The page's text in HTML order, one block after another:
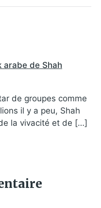
de Shah
de groupes comme
il y a peu, Shah
la vivacité et de […]